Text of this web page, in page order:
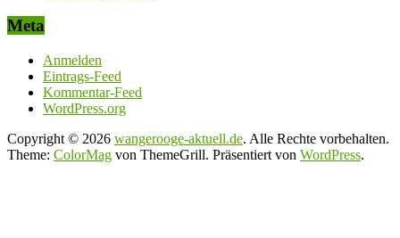
Meta
Anmelden
Eintrags-Feed
Kommentar-Feed
WordPress.org
Copyright © 2026 wangerooge-aktuell.de. Alle Rechte vorbehalten.
Theme: ColorMag von ThemeGrill. Präsentiert von WordPress.